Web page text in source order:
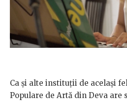
Ca și alte instituții de același
Populare de Artă din Deva are